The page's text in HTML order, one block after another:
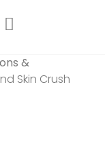
&
Skin Crush